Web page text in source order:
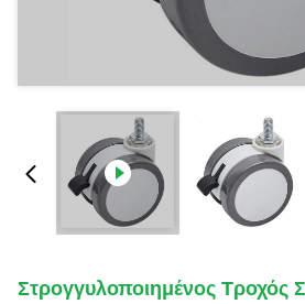
Στρογγυλοποιημένος Τροχός